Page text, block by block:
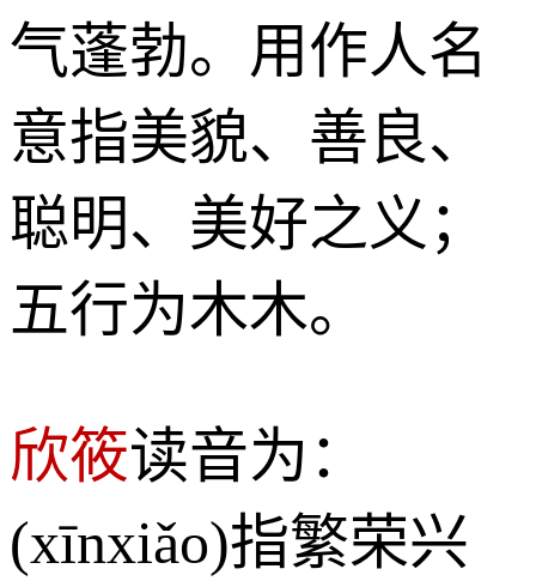
气蓬勃。用作人名
意指美貌、善良、
聪明、美好之义；
五行为木木。
欣筱读音为：
(xīnxiǎo)指繁荣兴